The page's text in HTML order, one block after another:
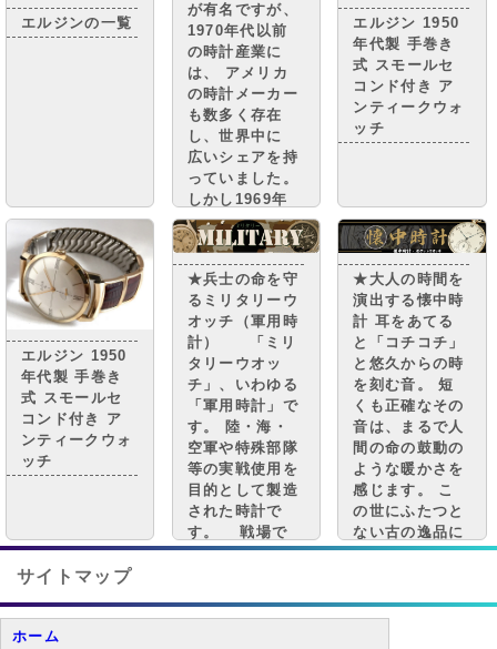
エルジンの一覧
が有名ですが、
1970年代以前
の時計産業に
は、 アメリカ
の時計メーカー
も数多く存在
し、世界中に
広いシェアを持
っていました。
しかし1969年
日本発のクオー
ツショックによ
り大きな打撃を
受け、 多くの
アメリカの時計
メーカーは衰退
してしまいまし
た。
エルジン 1950
年代製 手巻き
式 スモールセ
コンド付き ア
ンティークウォ
ッチ
エルジン 1950
年代製 手巻き
式 スモールセ
コンド付き ア
ンティークウォ
ッチ
★兵士の命を守
るミリタリーウ
オッチ（軍用時
計） 「ミリ
タリーウオッ
チ」、いわゆる
「軍用時計」で
す。 陸・海・
空軍や特殊部隊
等の実戦使用を
目的として製造
された時計で
す。 戦場で
は時間の誤差や
ながり、 一瞬
★大人の時間を
演出する懐中時
計 耳をあてる
と「コチコチ」
と悠久からの時
を刻む音。 短
くも正確なその
音は、まるで人
間の命の鼓動の
ような暖かさを
感じます。 こ
の世にふたつと
ない古の逸品に
触れ、自分だけ
最上級の大人の
サイトマップ
ホーム